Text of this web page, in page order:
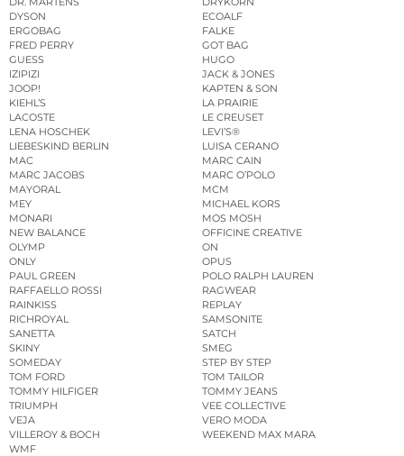
DYSON
ECOALF
ERGOBAG
FALKE
FRED PERRY
GOT BAG
GUESS
HUGO
IZIPIZI
JACK & JONES
JOOP!
KAPTEN & SON
KIEHL’S
LA PRAIRIE
LACOSTE
LE CREUSET
LENA HOSCHEK
LEVI’S®
LIEBESKIND BERLIN
LUISA CERANO
MAC
MARC CAIN
MARC JACOBS
MARC O’POLO
MAYORAL
MCM
MEY
MICHAEL KORS
MONARI
MOS MOSH
NEW BALANCE
OFFICINE CREATIVE
OLYMP
ON
ONLY
OPUS
PAUL GREEN
POLO RALPH LAUREN
RAFFAELLO ROSSI
RAGWEAR
RAINKISS
REPLAY
RICHROYAL
SAMSONITE
SANETTA
SATCH
SKINY
SMEG
SOMEDAY
STEP BY STEP
TOM FORD
TOM TAILOR
TOMMY HILFIGER
TOMMY JEANS
TRIUMPH
VEE COLLECTIVE
VEJA
VERO MODA
VILLEROY & BOCH
WEEKEND MAX MARA
WMF